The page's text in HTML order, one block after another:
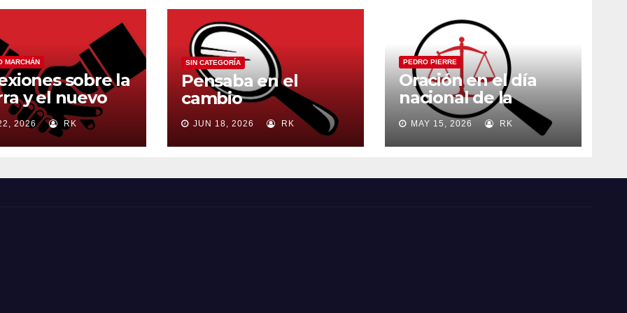
MARCHÁN
sobre la
y el nuevo
mundial
2026 RK
SIN CATEGORÍA
Pensaba en el
cambio
JUN 18, 2026 RK
PEDRO PIERRE
Oración en el día
nacional de la
madre
MAY 15, 2026 RK